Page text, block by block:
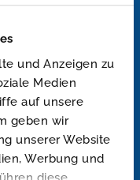
und Anzeigen zu
Medien
auf unsere
geben wir
unserer Website
Werbung und